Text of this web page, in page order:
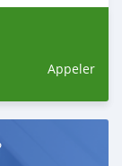
Appeler